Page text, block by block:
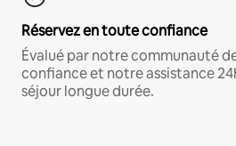
Réservez en toute confiance
Évalué par notre communauté
confiance et notre assistance
séjour longue durée.